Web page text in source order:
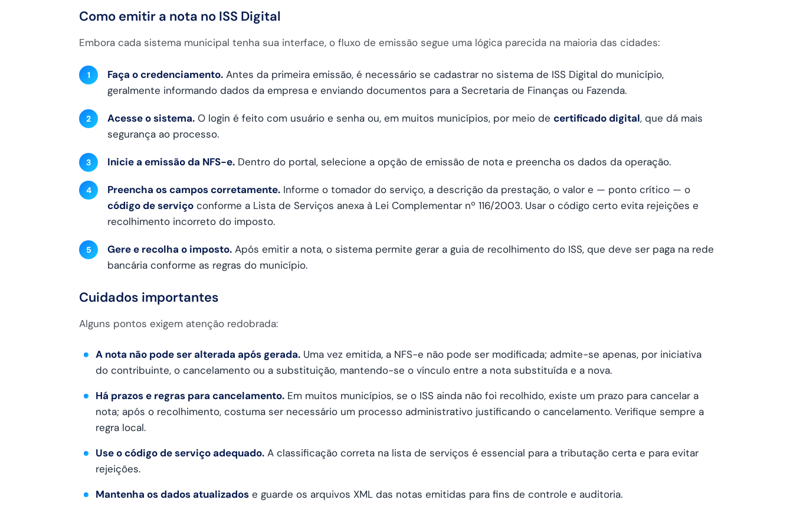
Como emitir a nota no ISS Digital
Embora cada sistema municipal tenha sua interface, o fluxo de emissão segue uma lógica parecida na maioria das cidades:
Faça o credenciamento. Antes da primeira emissão, é necessário se cadastrar no sistema de ISS Digital do município,
geralmente informando dados da empresa e enviando documentos para a Secretaria de Finanças ou Fazenda.
Acesse o sistema. O login é feito com usuário e senha ou, em muitos municípios, por meio de certificado digital, que dá mais
segurança ao processo.
Inicie a emissão da NFS-e. Dentro do portal, selecione a opção de emissão de nota e preencha os dados da operação.
Preencha os campos corretamente. Informe o tomador do serviço, a descrição da prestação, o valor e — ponto crítico — o
código de serviço conforme a Lista de Serviços anexa à Lei Complementar nº 116/2003. Usar o código certo evita rejeições e
recolhimento incorreto do imposto.
Gere e recolha o imposto. Após emitir a nota, o sistema permite gerar a guia de recolhimento do ISS, que deve ser paga na rede
bancária conforme as regras do município.
Cuidados importantes
Alguns pontos exigem atenção redobrada:
A nota não pode ser alterada após gerada. Uma vez emitida, a NFS-e não pode ser modificada; admite-se apenas, por iniciativa
do contribuinte, o cancelamento ou a substituição, mantendo-se o vínculo entre a nota substituída e a nova.
Há prazos e regras para cancelamento. Em muitos municípios, se o ISS ainda não foi recolhido, existe um prazo para cancelar a
nota; após o recolhimento, costuma ser necessário um processo administrativo justificando o cancelamento. Verifique sempre a
regra local.
Use o código de serviço adequado. A classificação correta na lista de serviços é essencial para a tributação certa e para evitar
rejeições.
Mantenha os dados atualizados e guarde os arquivos XML das notas emitidas para fins de controle e auditoria.